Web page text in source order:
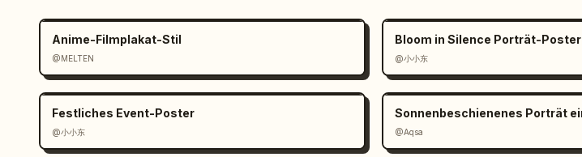
Anime-Filmplakat-Stil
@MELTEN
Bloom in Silence Porträt-Poster
@小小东
Festliches Event-Poster
@小小东 @Aqsa